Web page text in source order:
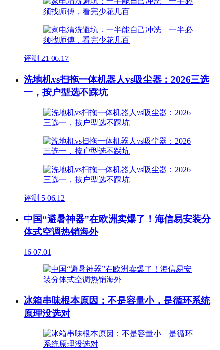
评测 21 06.17
洗地机vs扫拖一体机器人vs吸尘器：2026三选
一，按户型选不踩坑
评测 5 06.12
中国“避暑神器”在欧洲卖爆了！海信易安装分
体式空调热销海外
16 07.01
冰箱串味根本原因：不是容量小，是循环系统
原理没选对